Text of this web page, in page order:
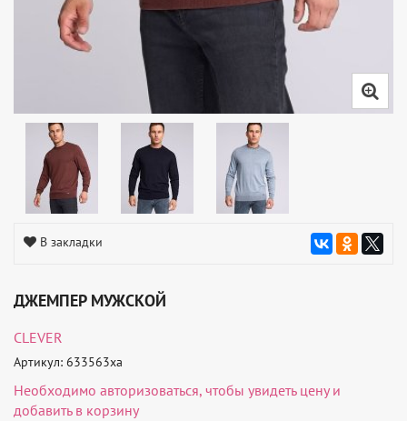
В закладки
ДЖЕМПЕР МУЖСКОЙ
CLEVER
Артикул: 633563ха
Необходимо авторизоваться, чтобы увидеть цену и
добавить в корзину